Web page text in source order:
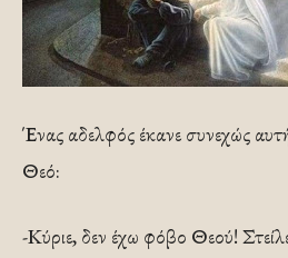
Ένας αδελφός έκανε συνεχώς
Θεό:
-Κύριε, δεν έχω φόβο Θεού!